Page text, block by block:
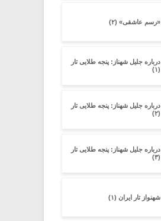
«رسم عاشقی» (۲)
درباره جلیل شهناز: پنجه طلایى تار
(۱)
درباره جلیل شهناز: پنجه طلایى تار
(۲)
درباره جلیل شهناز: پنجه طلایى تار
(۳)
شهنواز تار ایران (۱)